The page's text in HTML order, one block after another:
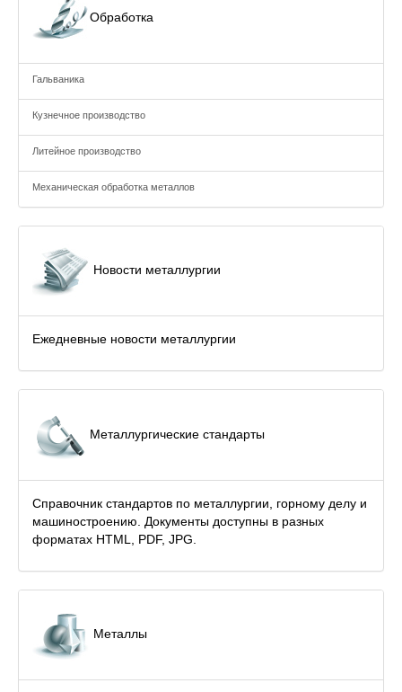
Обработка
Гальваника
Кузнечное производство
Литейное производство
Механическая обработка металлов
Новости металлургии
Ежедневные новости металлургии
Металлургические стандарты
Справочник стандартов по металлургии, горному делу и
машиностроению. Документы доступны в разных
форматах HTML, PDF, JPG.
Металлы